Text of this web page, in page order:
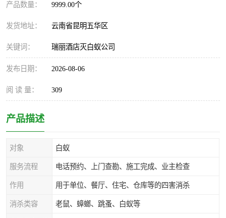
产品数量： 9999.00个
发货地址： 云南省昆明五华区
关键词： 瑞丽酒店灭白蚁公司
发布日期： 2026-08-06
阅 读 量： 309
产品描述
对象 白蚁
服务流程 电话预约、上门查勘、施工完成、业主检查
作用 用于单位、餐厅、住宅、仓库等的四害消杀
消杀类容 老鼠、蟑螂、跳蚤、白蚁等